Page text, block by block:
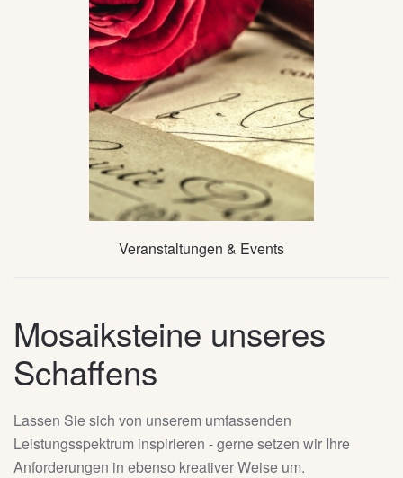
Veranstaltungen & Events
Mosaiksteine unseres
Schaffens
Lassen Sie sich von unserem umfassenden
Leistungsspektrum inspirieren - gerne setzen wir Ihre
Anforderungen in ebenso kreativer Weise um.